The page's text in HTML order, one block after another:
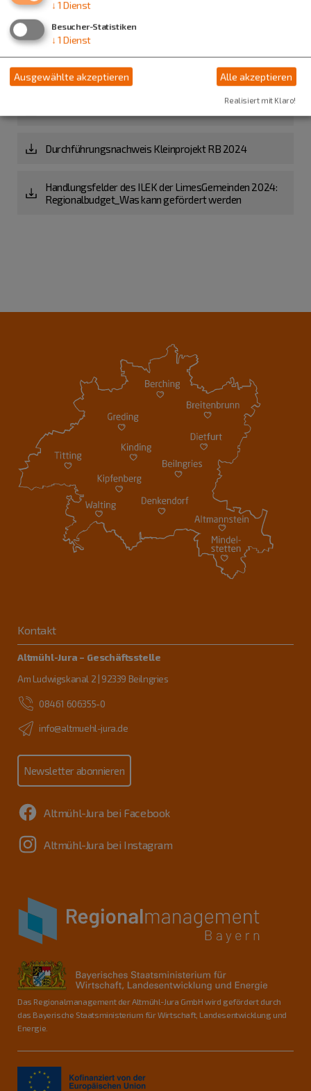
Merkblatt zur Förderung von Kleinprojekten 2024
Formular Förderanfrage Kleinprojekt RB 2024
Durchführungsnachweis Kleinprojekt RB 2024
Handlungsfelder des ILEK der LimesGemeinden 2024:
Regionalbudget_Was kann gefördert werden
Kontakt
Altmühl-Jura – Geschäftsstelle
Am Ludwigskanal 2 | 92339 Beilngries
08461 606355-0
info@altmuehl-jura.de
Newsletter abonnieren
Altmühl-Jura bei Facebook
Altmühl-Jura bei Instagram
Das Regionalmanagement der Altmühl-Jura GmbH wird gefördert durch
das Bayerische Staatsministerium für Wirtschaft, Landesentwicklung und
Energie.
↓ 1 Dienst
Besucher-Statistiken
↓ 1 Dienst
Ausgewählte akzeptieren Alle akzeptieren
Realisiert mit Klaro!